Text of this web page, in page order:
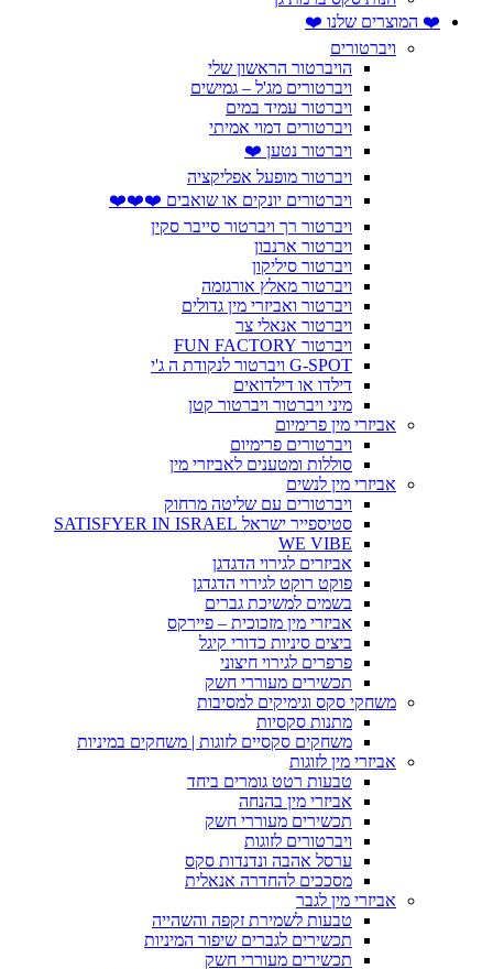
❤️ המוצרים שלנו ❤️
ויברטורים
הויברטור הראשון שלי
ויברטורים מג'ל – גמישים
ויברטור עמיד במים
ויברטורים דמוי אמיתי
ויברטור נטען ❤️
ויברטור מופעל אפליקציה
ויברטורים יונקים או שואבים ❤️❤️❤️
ויברטור רך ויברטור סייבר סקין
ויברטור ארנבון
ויברטור סיליקון
ויברטור מאלץ אורגזמה
ויברטור ואביזרי מין גדולים
ויברטור אנאלי צר
ויברטור FUN FACTORY
G-SPOT ויברטור לנקודת ה ג'י
דילדו או דילדואים
מיני ויברטור ויברטור קטן
אביזרי מין פרימיום
ויברטורים פרימיום
סוללות ומטענים לאביזרי מין
אביזרי מין לנשים
ויברטורים עם שליטה מרחוק
סטיספייר ישראל SATISFYER IN ISRAEL
WE VIBE
אביזרים לגירוי הדגדגן
פוקט רוקט לגירוי הדגדגן
בשמים למשיכת גברים
אביזרי מין מזכוכית – פיירקס
ביצים סיניות כדורי קיגל
פרפרים לגירוי חיצוני
תכשירים מעוררי חשק
משחקי סקס וגימיקים למסיבות
מתנות סקסיות
משחקים סקסיים לזוגות | משחקים במיניות
אביזרי מין לזוגות
טבעות רטט גומרים ביחד
אביזרי מין בהנחה
תכשירים מעוררי חשק
ויברטורים לזוגות
ערסל אהבה ונדנדות סקס
מסככים להחדרה אנאלית
אביזרי מין לגבר
טבעות לשמירת זקפה והשהייה
תכשירים לגברים שיפור המיניות
תכשירים מעוררי חשק